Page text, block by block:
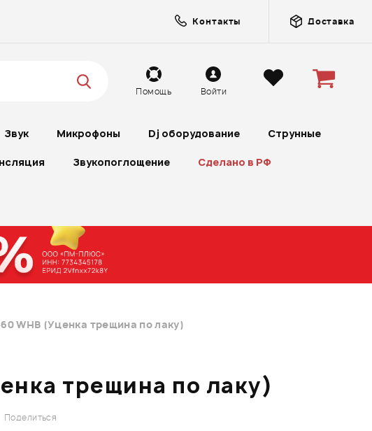
Контакты Доставка
Помощь Войти
Звук Микрофоны Dj оборудование Струнные
Звукопоглощение Сделано в РФ
WHB (Уценка трещина по лаку)
трещина по лаку)
Поделиться